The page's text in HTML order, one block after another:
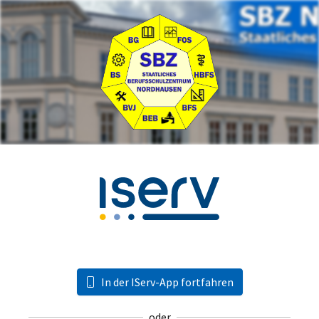
In der IServ-App fortfahren